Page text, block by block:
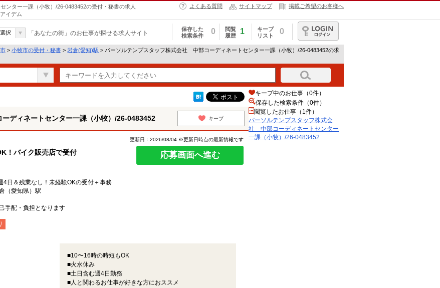
ター一課（小牧）/26-0483452の受付・秘書の求人
イデム
よくある質問 サイトマップ 掲載ご希望のお客様へ
択 「あなたの街」のお仕事が探せる求人サイト
保存した
検索条件
0
閲覧
履歴
1
キープ
リスト
0
ログイン
> 小牧市の受付・秘書 > 岩倉(愛知)駅 > パーソルテンプスタッフ株式会社 中部コーディネートセンター一課（小牧）/26-0483452の求
ディネートセンター一課（小牧）/26-0483452 キープ
！バイク販売店で受付
更新日：2026/08/04 ※更新日時点の最新情報です
応募画面へ進む
4日＆残業なし！未経験OKの受付＋事務
（愛知県）駅
手配・負担となります
■10〜16時の時短もOK
■火水休み
■土日含む週4日勤務
■人と関わるお仕事が好きな方におススメ
キープ中のお仕事（0件）
保存した検索条件（0件）
閲覧したお仕事（1件）
パーソルテンプスタッフ株式会
社 中部コーディネートセンター
一課（小牧）/26-0483452